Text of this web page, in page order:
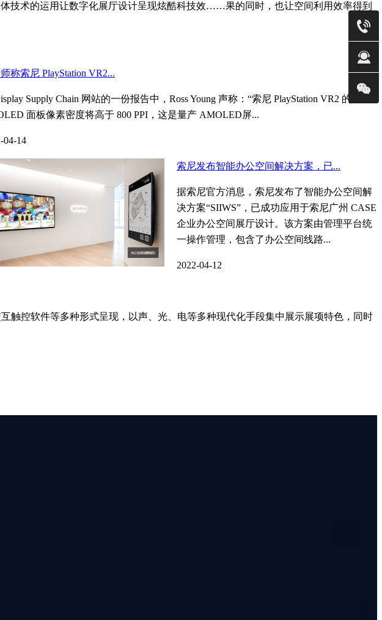
技术的运用让数字化展厅设计呈现炫酷科技效……果的同时，也让空间利用效率得到
称索尼 PlayStation VR2...
Supply Chain 网站的一份报告中，Ross Young 声称：“索尼 PlayStation VR2 的
面板像素密度将高于 800 PPI，这是量产 AMOLED屏...
04-14
索尼发布智能办公空间解决方案，已...
据索尼官方消息，索尼发布了智能办公空间解
决方案“SIIWS”，已成功应用于索尼广州 CASE
企业办公空间展厅设计。该方案由管理平台统
一操作管理，包含了办公空间线路...
2022-04-12
触控软件等多种形式呈现，以声、光、电等多种现代化手段集中展示展项特色，同时